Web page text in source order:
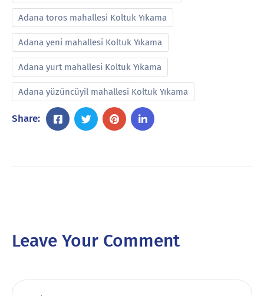
Adana toros mahallesi Koltuk Yıkama
Adana yeni mahallesi Koltuk Yıkama
Adana yurt mahallesi Koltuk Yıkama
Adana yüzüncüyil mahallesi Koltuk Yıkama
Share:
Leave Your Comment